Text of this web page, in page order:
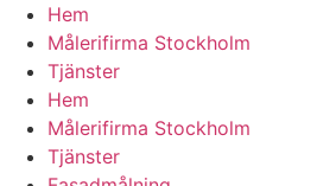
Hem
Målerifirma Stockholm
Tjänster
Hem
Målerifirma Stockholm
Tjänster